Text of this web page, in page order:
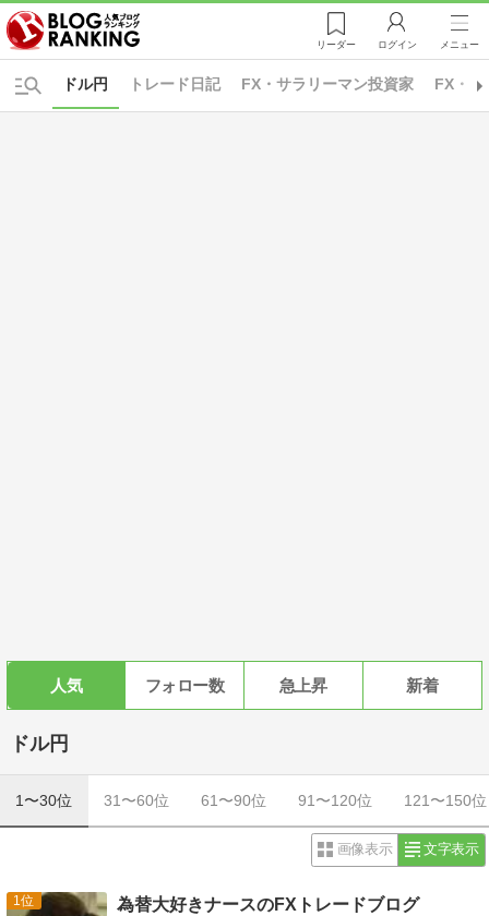
リーダー ログイン メニュー
トレード日記 FX・サラリーマン投資家 FX・
ドル円
人気 フォロー数 急上昇 新着
ドル円
1〜30位 31〜60位 61〜90位 91〜120位 121〜150位
画像表示 文字表示
1 為替大好きナースのFXトレードブログ